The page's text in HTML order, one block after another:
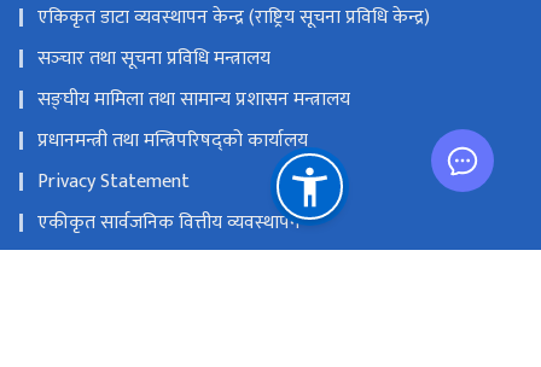
एकिकृत डाटा व्यवस्थापन केन्द्र (राष्ट्रिय सूचना प्रविधि केन्द्र)
सञ्‍चार तथा सूचना प्रविधि मन्त्रालय
सङ्‍घीय मामिला तथा सामान्य प्रशासन मन्त्रालय
प्रधानमन्त्री तथा मन्त्रिपरिषद्को कार्यालय
Privacy Statement
एकीकृत सार्वजनिक वित्तीय व्यवस्थापन